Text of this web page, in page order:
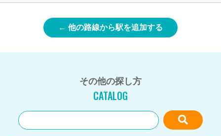
← 他の路線から駅を追加する
その他の探し方
CATALOG